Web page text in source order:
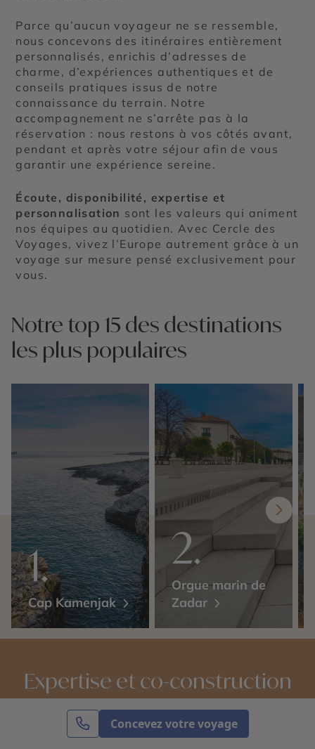
Concevez votre voyage
Parce qu’aucun voyageur ne se ressemble,
nous concevons des itinéraires entièrement
personnalisés, enrichis d’adresses de
charme, d’expériences authentiques et de
conseils pratiques issus de notre
connaissance du terrain. Notre
accompagnement ne s’arrête pas à la
réservation : nous restons à vos côtés avant,
pendant et après votre séjour afin de vous
garantir une expérience sereine.
Écoute, disponibilité, expertise et
personnalisation sont les valeurs qui animent
nos équipes au quotidien. Avec Cercle des
Voyages, vivez l’Europe autrement grâce à un
voyage sur mesure pensé exclusivement pour
vous.
Notre top 15 des destinations
les plus populaires
Cap Kamenjak
Orgue marin de
Zadar
Expertise et co-construction
1